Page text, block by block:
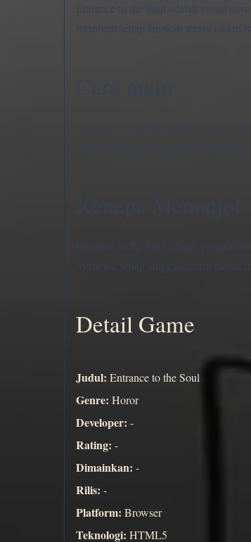
Entrance to the Soul adalah visual
Entrance to the Soul adalah visual
Entrance to the Soul adalah visual
membuat setiap langkah terasa makin
Detail Game
Judul: Entrance to the Soul
Genre: Horor
Developer: -
Rating: -
Dimainkan: -
Rilis: -
Platform: Browser
Teknologi: HTML5